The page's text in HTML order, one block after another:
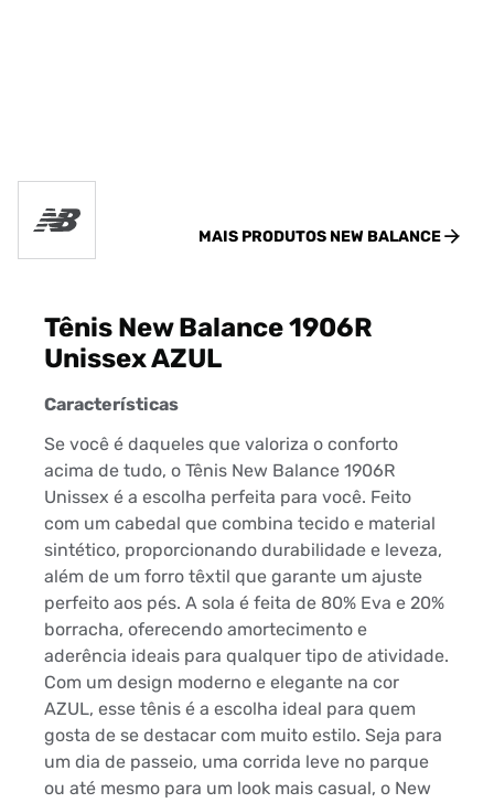
MAIS PRODUTOS NEW BALANCE
Tênis New Balance 1906R
Unissex AZUL
Características
Se você é daqueles que valoriza o conforto
acima de tudo, o Tênis New Balance 1906R
Unissex é a escolha perfeita para você. Feito
com um cabedal que combina tecido e material
sintético, proporcionando durabilidade e leveza,
além de um forro têxtil que garante um ajuste
perfeito aos pés. A sola é feita de 80% Eva e 20%
borracha, oferecendo amortecimento e
aderência ideais para qualquer tipo de atividade.
Com um design moderno e elegante na cor
AZUL, esse tênis é a escolha ideal para quem
gosta de se destacar com muito estilo. Seja para
um dia de passeio, uma corrida leve no parque
ou até mesmo para um look mais casual, o New